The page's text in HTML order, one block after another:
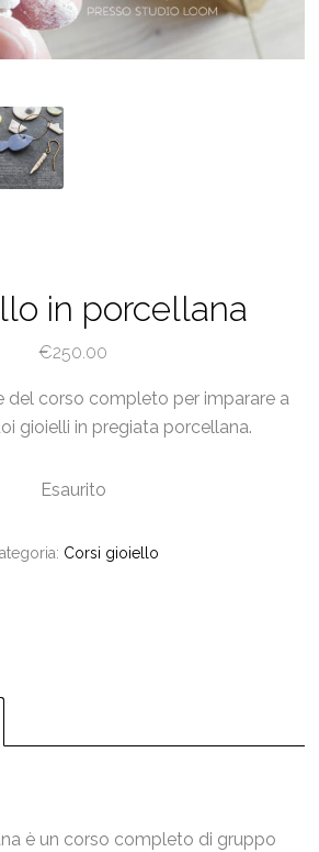
in porcellana
€250.00
del corso completo per imparare a
gioielli in pregiata porcellana.
Esaurito
Corsi gioiello
è un corso completo di gruppo